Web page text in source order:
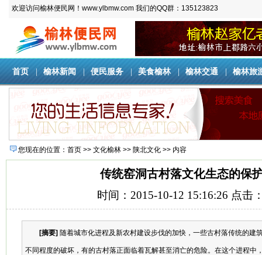
欢迎访问榆林便民网！www.ylbmw.com 我们的QQ群：135123823
首页 榆林新闻 便民服务 美食榆林 榆林交通 榆林旅
您现在的位置： 首页 >> 文化榆林 >> 陕北文化 >> 内容
传统窑洞古村落文化生态的保
时间：2015-10-12 15:16:26 点击
[摘要] 随着城市化进程及新农村建设步伐的加快，一些古村落传统的建
不同程度的破坏，有的古村落正面临着瓦解甚至消亡的危险。在这个进程中